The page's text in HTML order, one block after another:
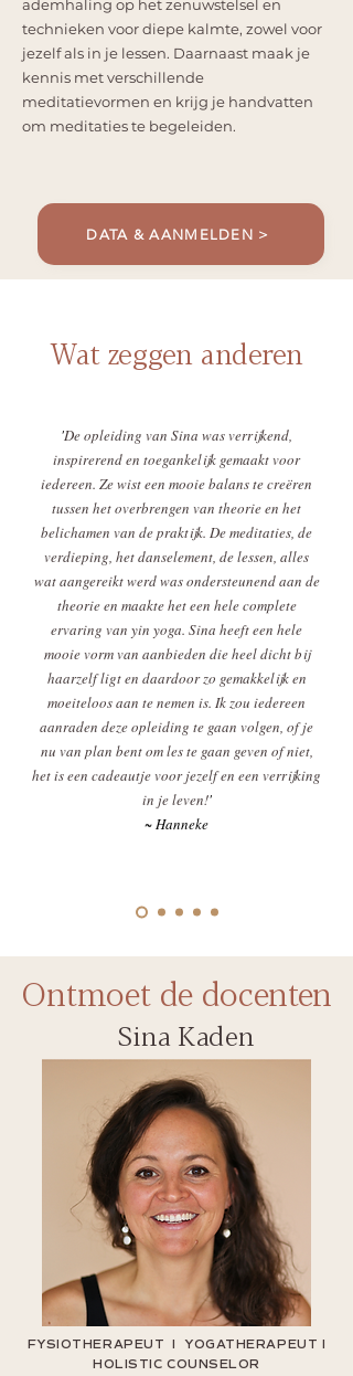
ademhaling op het zenuwstelsel en
technieken voor diepe kalmte, zowel voor
jezelf als in je lessen. Daarnaast maak je
kennis met verschillende
meditatievormen en krijg je handvatten
om meditaties te begeleiden.
DATA & AANMELDEN >
Wat zeggen anderen
Ontmoet de docenten
Sina Kaden
FYSIOTHERAPEUT I YOGATHERAPEUT I
HOLISTIC COUNSELOR
'De opleiding van Sina was verrijkend,
inspirerend en toegankelijk gemaakt voor
iedereen. Ze wist een mooie balans te creëren
tussen het overbrengen van theorie en het
belichamen van de praktijk. De meditaties, de
verdieping, het danselement, de lessen, alles
wat aangereikt werd was ondersteunend aan de
theorie en maakte het een hele complete
ervaring van yin yoga. Sina heeft een hele
mooie vorm van aanbieden die heel dicht bij
haarzelf ligt en daardoor zo gemakkelijk en
moeiteloos aan te nemen is. Ik zou iedereen
aanraden deze opleiding te gaan volgen, of je
nu van plan bent om les te gaan geven of niet,
het is een cadeautje voor jezelf en een verrijking
in je leven!'​
~ Hanneke